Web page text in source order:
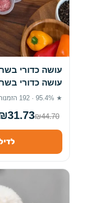
עושה כדורי
עושה כדורי
★ 95.4% · 192 הזמנות
₪44.70